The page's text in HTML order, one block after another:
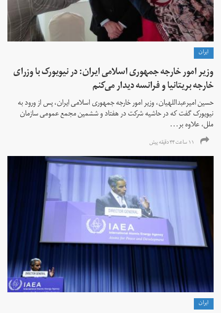
ايران
وزیر امور خارجه جمهوری اسلامی ایران: در نیویورک با وزرای
خارجه بریتانیا و فرانسه دیدار می‌کنم
حسین امیرعبداللهیان، وزیر امور خارجه جمهوری اسلامی ایران، پس از ورود به
نیویورک گفت که در حاشیه شرکت در هفتاد و ششمین مجمع عمومی سازمان
ملل، علاوه بر...
۱۱ ساعت ۴۴ دقیقه پیش
ايران